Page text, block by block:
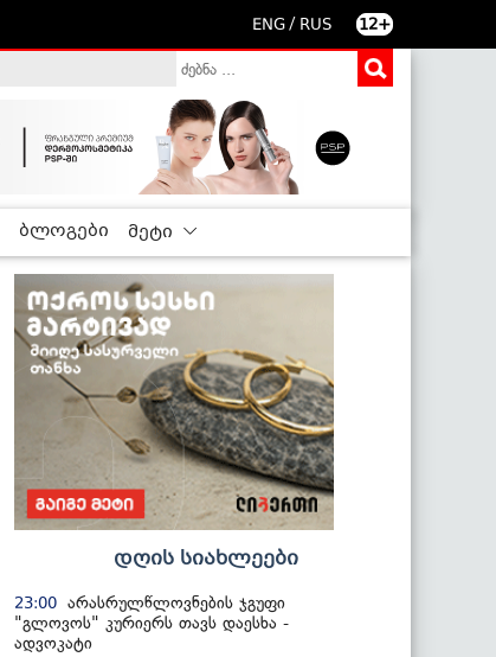
ENG / RUS 12+
ბლოგები მეტი
დღის სიახლეები
23:00 არასრულწლოვნების ჯგუფი
"გლოვოს" კურიერს თავს დაესხა -
ადვოკატი